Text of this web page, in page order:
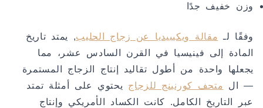
وزن خفيف جدًا
وفقًا لـ مقالة ويكيبيديا عن زجاج الحليب, يمتد تاريخ
المادة إلى فينيسيا في القرن السادس عشر، مما
يجعلها واحدة من أطول تقاليد إنتاج الزجاج المستمرة
— ال متحف كورنينج للزجاج يحتوي على أمثلة تمتد
عبر التاريخ الكامل. كانت الكساد الأمريكي وإنتاج